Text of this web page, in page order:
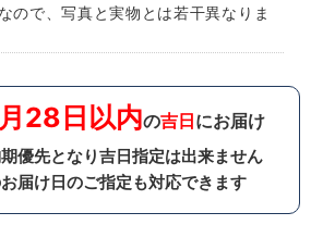
ので、写真と実物とは若干異なりま
28日以内の吉日にお届け
優先となり吉日指定は出来ません
届け日のご指定も対応できます